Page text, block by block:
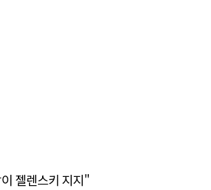
젤렌스키 지지"